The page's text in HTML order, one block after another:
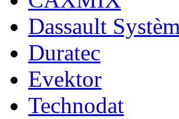
Dassault
Duratec
Evektor
Technodat